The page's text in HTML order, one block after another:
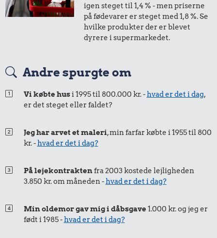
510 kr.
Sko
Is
4.675 kr.
Kat
21 kr.
200 g smør
1,-
i 2020
= 1,-
i dag
i 2020
igen steget til 1,4 % - men priserne
på fødevarer er steget med 1,8 %. Se
hvilke produkter der er blevet
dyrere i supermarkedet.
Andre spurgte om
Vi købte husi 1995 til 800.000 kr. -hvad er det i dag,
er det steget eller faldet?
Jeg har arvet et maleri, min farfar købte i 1955 til 800
kr. -hvad er det i dag?
På lejekontraktenfra 2003 kostede lejligheden
3.850 kr. om måneden -hvad er det i dag?
Min oldemor gav mig i dåbsgave1.000 kr. og jeg er
født i 1985 -hvad er det i dag?